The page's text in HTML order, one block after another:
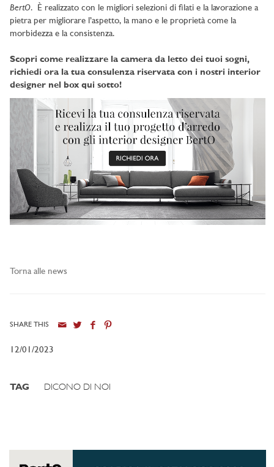
BertO. È realizzato con le migliori selezioni di filati e la lavorazione a
pietra per migliorare l’aspetto, la mano e le proprietà come la
morbidezza e la consistenza.
Scopri come realizzare la camera da letto dei tuoi sogni,
richiedi ora la tua consulenza riservata con i nostri interior
designer nel box qui sotto!
Torna alle news
SHARE THIS
12/01/2023
TAG DICONO DI NOI